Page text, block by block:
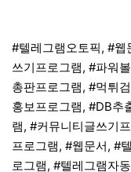
#텔레그램오토픽, #웹
쓰기프로그램, #파워
총판프로그램, #먹튀
홍보프로그램, #DB추
램, #커뮤니티글쓰기
프로그램, #웹문서, #
로그램, #텔레그램자